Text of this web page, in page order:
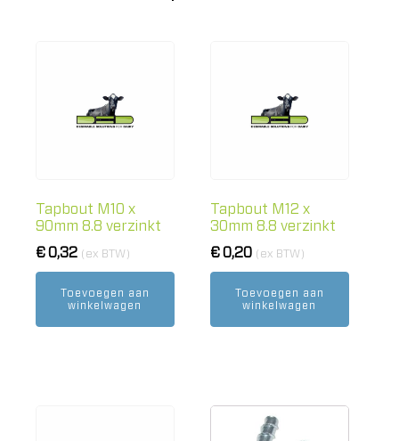
Tapbout M10 x
90mm 8.8 verzinkt
€0,32 (ex BTW)
Toevoegen aan
winkelwagen
Tapbout M12 x
30mm 8.8 verzinkt
€0,20 (ex BTW)
Toevoegen aan
winkelwagen